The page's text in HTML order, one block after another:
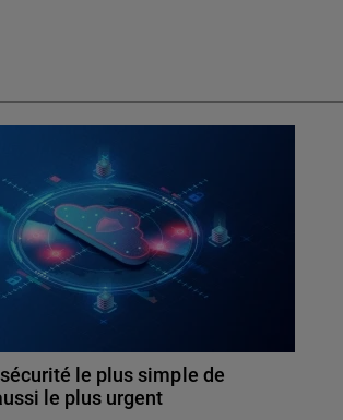
sécurité le plus simple de
le plus urgent